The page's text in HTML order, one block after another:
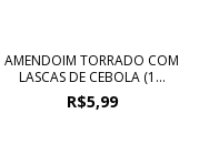
AMENDOIM TORRADO COM
LASCAS DE CEBOLA (1...
R$5,99